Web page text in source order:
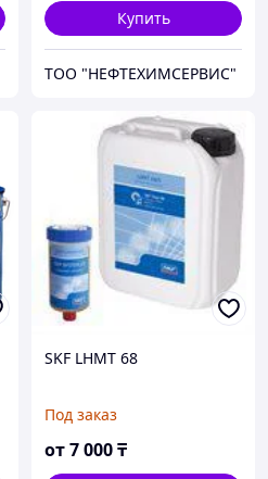
Купить
ТОО "НЕФТЕХИМСЕРВИС"
SKF LHMT 68
Под заказ
от7 000₸